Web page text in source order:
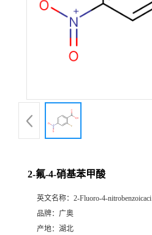
2-氟-4-硝基苯甲酸
英文名称： 2-Fluoro-4-nitrobenzoicaci
品牌： 广奥
产地： 湖北